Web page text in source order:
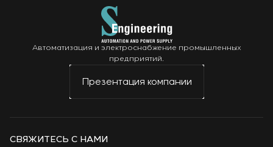
Автоматизация и электроснабжение промышленных
предприятий.
Презентация компании
СВЯЖИТЕСЬ С НАМИ